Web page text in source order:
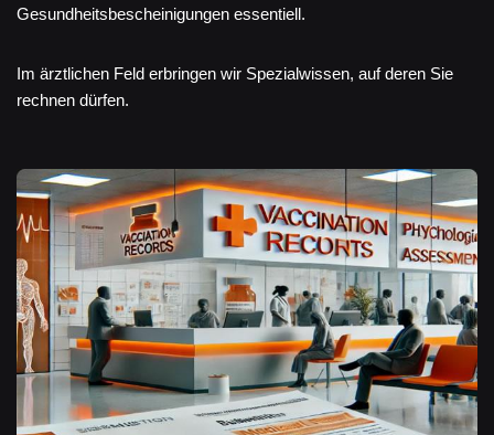
Gesundheitsbescheinigungen essentiell.
Im ärztlichen Feld erbringen wir Spezialwissen, auf deren Sie
rechnen dürfen.